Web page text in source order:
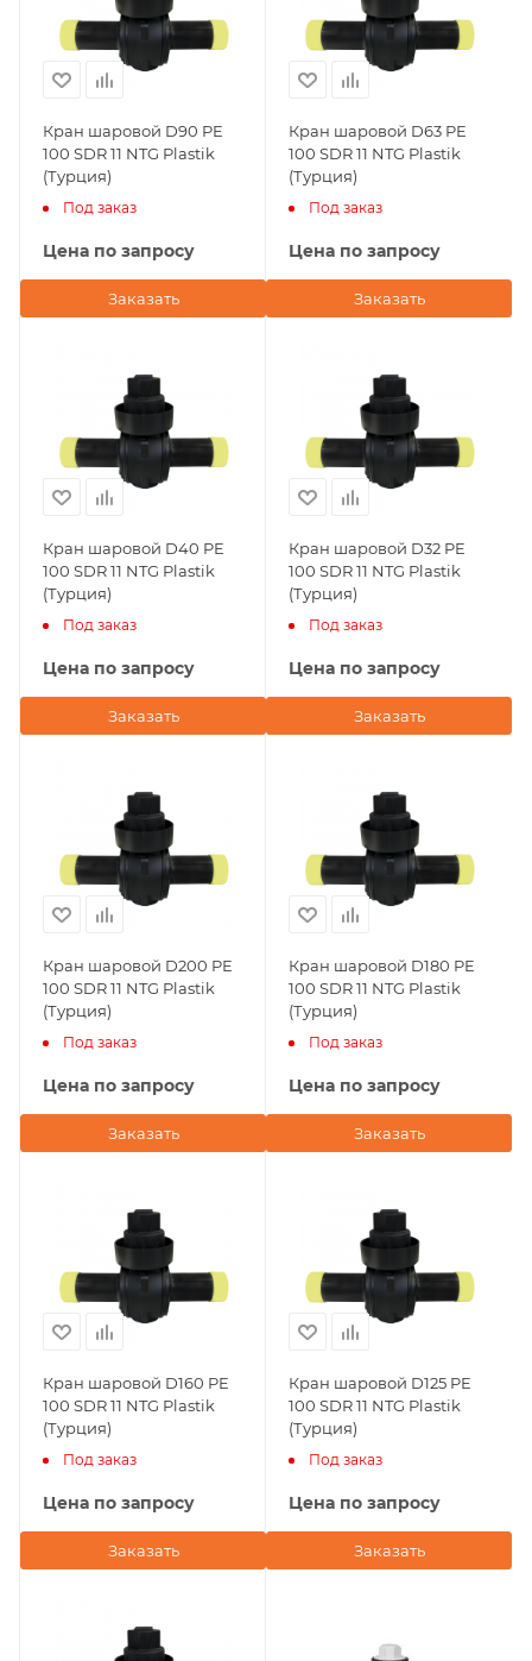
Кран шаровой D90 PE
100 SDR 11 NTG Plastik
(Турция)
Под заказ
Цена по запросу
Заказать
Кран шаровой D63 PE
100 SDR 11 NTG Plastik
(Турция)
Под заказ
Цена по запросу
Заказать
Кран шаровой D40 PE
100 SDR 11 NTG Plastik
(Турция)
Под заказ
Цена по запросу
Заказать
Кран шаровой D32 PE
100 SDR 11 NTG Plastik
(Турция)
Под заказ
Цена по запросу
Заказать
Кран шаровой D200 PE
100 SDR 11 NTG Plastik
(Турция)
Под заказ
Цена по запросу
Заказать
Кран шаровой D180 PE
100 SDR 11 NTG Plastik
(Турция)
Под заказ
Цена по запросу
Заказать
Кран шаровой D160 PE
100 SDR 11 NTG Plastik
(Турция)
Под заказ
Цена по запросу
Заказать
Кран шаровой D125 PE
100 SDR 11 NTG Plastik
(Турция)
Под заказ
Цена по запросу
Заказать